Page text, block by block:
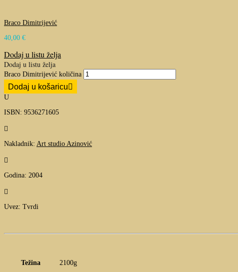
Braco Dimitrijević
40,00 €
Dodaj u listu želja
Dodaj u listu želja
Braco Dimitrijević količina
Dodaj u košaricu
U
ISBN: 9536271605

Nakladnik: Art studio Azinović

Godina: 2004

Uvez: Tvrdi
Težina
2100g